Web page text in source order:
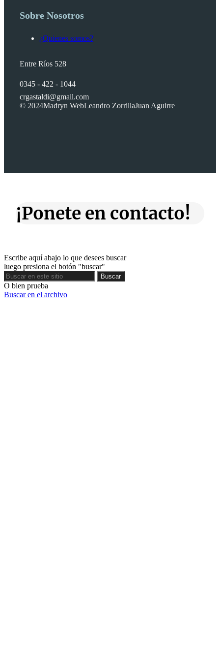
Sobre Nosotros
¿Quienes somos?
Entre Ríos 528
0345 - 422 - 1044
crgastaldi@gmail.com
© 2024Madryn WebLeandro ZorrillaJuan Aguirre
¡Ponete en contacto!
Escribe aquí abajo lo que desees buscar
luego presiona el botón "buscar"
Buscar
Buscar
O bien prueba
Buscar en el archivo